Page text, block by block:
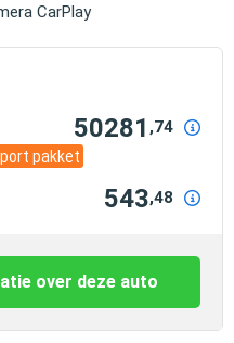
CarPlay
50281 ,74
pakket
543,48
over deze auto